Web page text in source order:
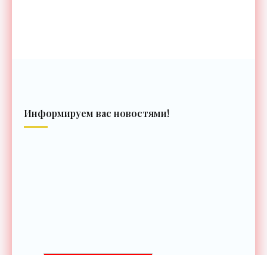
Информируем вас новостями!